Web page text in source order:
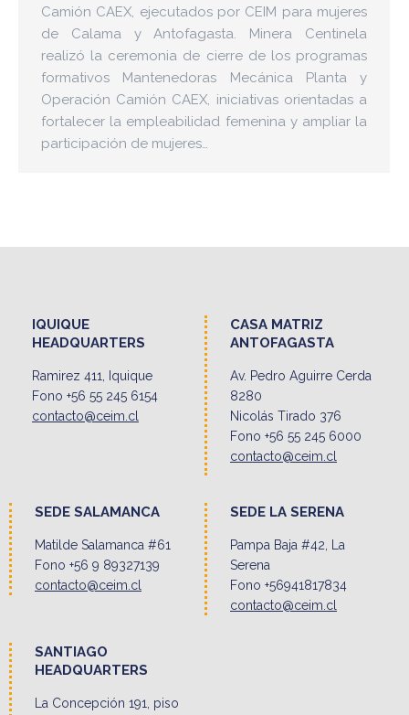
Camión CAEX, ejecutados por CEIM para mujeres
de Calama y Antofagasta. Minera Centinela
realizó la ceremonia de cierre de los programas
formativos Mantenedoras Mecánica Planta y
Operación Camión CAEX, iniciativas orientadas a
fortalecer la empleabilidad femenina y ampliar la
participación de mujeres…
IQUIQUE
HEADQUARTERS
Ramirez 411, Iquique
Fono +56 55 245 6154
contacto@ceim.cl
CASA MATRIZ
ANTOFAGASTA
Av. Pedro Aguirre Cerda
8280
Nicolás Tirado 376
Fono +56 55 245 6000
contacto@ceim.cl
SEDE SALAMANCA
Matilde Salamanca #61
Fono +56 9 89327139
contacto@ceim.cl
SEDE LA SERENA
Pampa Baja #42, La
Serena
Fono +56941817834
contacto@ceim.cl
SANTIAGO
HEADQUARTERS
La Concepción 191, piso